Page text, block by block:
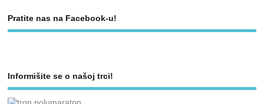
Pratite nas na Facebook-u!
Informišite se o našoj trci!